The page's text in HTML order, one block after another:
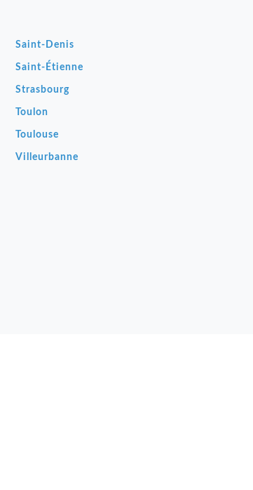
Saint-Denis
Saint-Étienne
Strasbourg
Toulon
Toulouse
Villeurbanne